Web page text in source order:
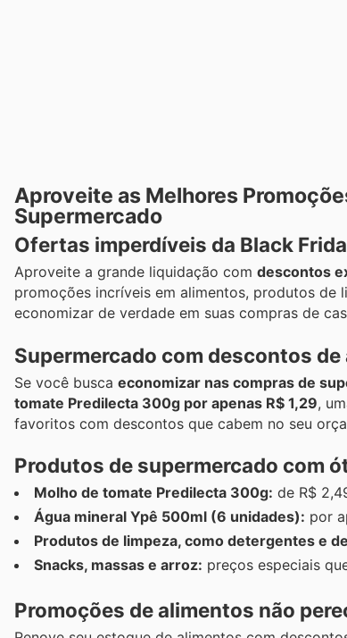
Aproveite as Melhores
Supermercado
Ofertas imperdíveis da Black
Aproveite a grande liquidação com descontos
promoções incríveis em alimentos, produtos de
economizar de verdade em suas compras de
Supermercado com descontos de
Se você busca economizar nas compras de
tomate Predilecta 300g por apenas R$ 1,29,
favoritos com descontos que cabem no seu
Produtos de supermercado com
Molho de tomate Predilecta 300g: de R$
Água mineral Ypê 500ml (6 unidades): por
Produtos de limpeza, como detergentes e
Snacks, massas e arroz: preços especiais
Promoções de alimentos não